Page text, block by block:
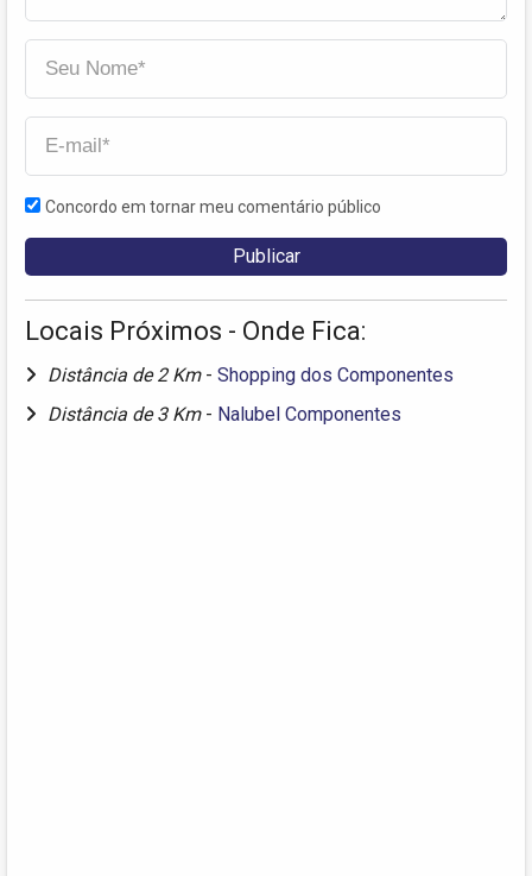
Concordo em tornar meu comentário público
Locais Próximos - Onde Fica:
Distância de 2 Km - Shopping dos Componentes
Distância de 3 Km - Nalubel Componentes